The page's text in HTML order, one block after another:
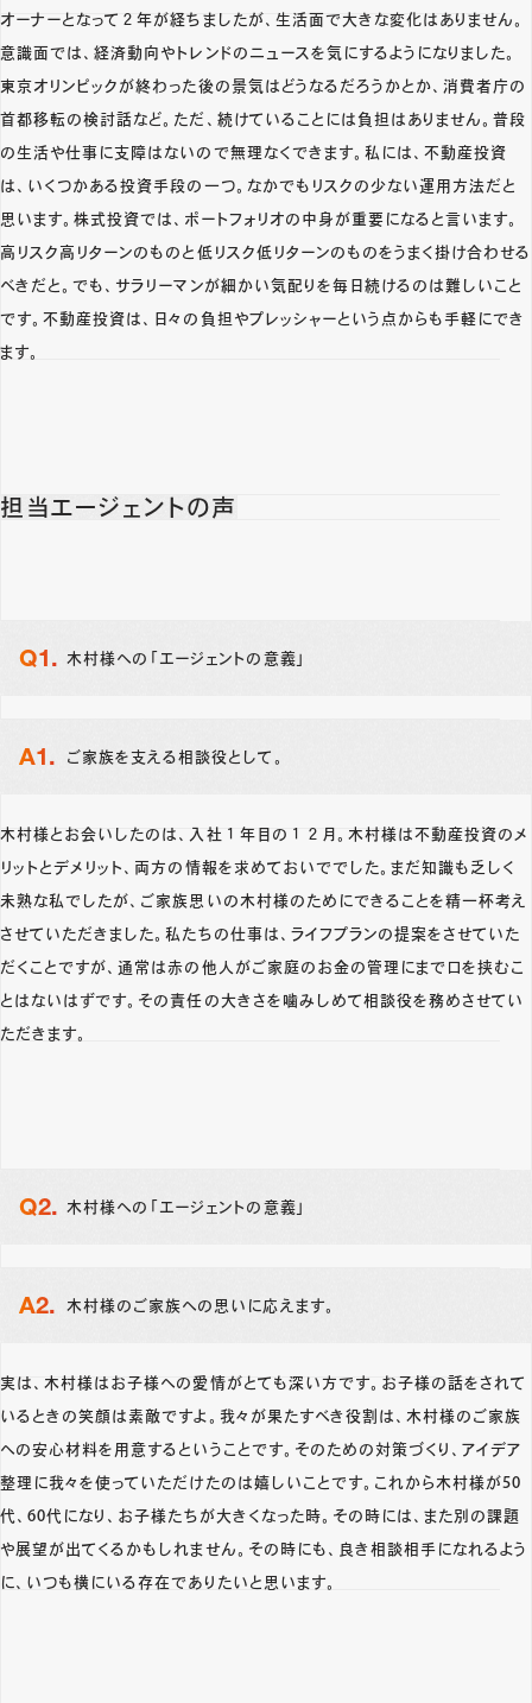
オーナーとなって２年が経ちましたが、生活面で大きな変化はありません。
意識面では、経済動向やトレンドのニュースを気にするようになりました。
東京オリンピックが終わった後の景気はどうなるだろうかとか、消費者庁の
首都移転の検討話など。ただ、続けていることには負担はありません。普段
の生活や仕事に支障はないので無理なくできます。私には、不動産投資
は、いくつかある投資手段の一つ。なかでもリスクの少ない運用方法だと
思います。株式投資では、ポートフォリオの中身が重要になると言います。
高リスク高リターンのものと低リスク低リターンのものをうまく掛け合わせる
べきだと。でも、サラリーマンが細かい気配りを毎日続けるのは難しいこと
です。不動産投資は、日々の負担やプレッシャーという点からも手軽にでき
ます。
担当エージェントの声
木村様への「エージェントの意義」
ご家族を支える相談役として。
木村様とお会いしたのは、入社１年目の１２月。木村様は不動産投資のメ
リットとデメリット、両方の情報を求めておいででした。まだ知識も乏しく
未熟な私でしたが、ご家族思いの木村様のためにできることを精一杯考え
させていただきました。私たちの仕事は、ライフプランの提案をさせていた
だくことですが、通常は赤の他人がご家庭のお金の管理にまで口を挟むこ
とはないはずです。その責任の大きさを噛みしめて相談役を務めさせてい
ただきます。
木村様への「エージェントの意義」
木村様のご家族への思いに応えます。
実は、木村様はお子様への愛情がとても深い方です。お子様の話をされて
いるときの笑顔は素敵ですよ。我々が果たすべき役割は、木村様のご家族
への安心材料を用意するということです。そのための対策づくり、アイデア
整理に我々を使っていただけたのは嬉しいことです。これから木村様が50
代、60代になり、お子様たちが大きくなった時。その時には、また別の課題
や展望が出てくるかもしれません。その時にも、良き相談相手になれるよう
に、いつも横にいる存在でありたいと思います。